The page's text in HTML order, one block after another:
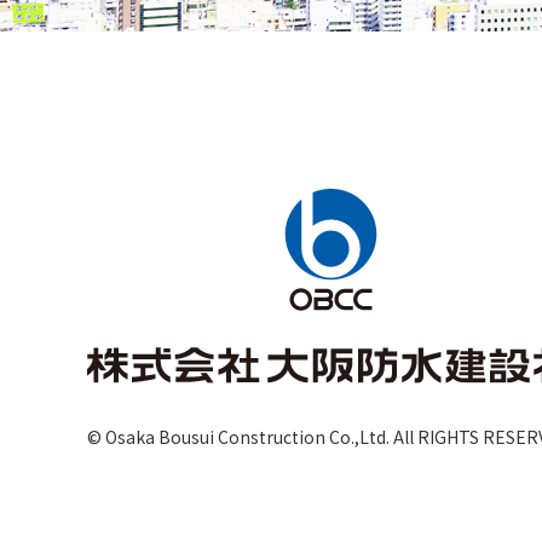
© Osaka Bousui Construction Co.,Ltd. All RIGHTS